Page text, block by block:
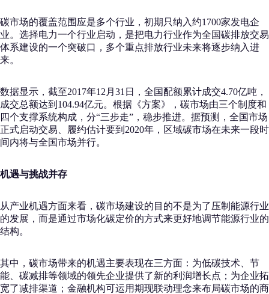
碳市场的覆盖范围应是多个行业，初期只纳入约1700家发电企
业。选择电力一个行业启动，是把电力行业作为全国碳排放交易
体系建设的一个突破口，多个重点排放行业未来将逐步纳入进
来。
数据显示，截至2017年12月31日，全国配额累计成交4.70亿吨，
成交总额达到104.94亿元。根据《方案》，碳市场由三个制度和
四个支撑系统构成，分“三步走”，稳步推进。据预测，全国市场
正式启动交易、履约估计要到2020年，区域碳市场在未来一段时
间内将与全国市场并行。
机遇与挑战并存
从产业机遇方面来看，碳市场建设的目的不是为了压制能源行业
的发展，而是通过市场化碳定价的方式来更好地调节能源行业的
结构。
其中，碳市场带来的机遇主要表现在三方面：为低碳技术、节
能、碳减排等领域的领先企业提供了新的利润增长点；为企业拓
宽了减排渠道；金融机构可运用期现联动理念来布局碳市场的商